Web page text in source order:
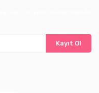
Kayıt Ol